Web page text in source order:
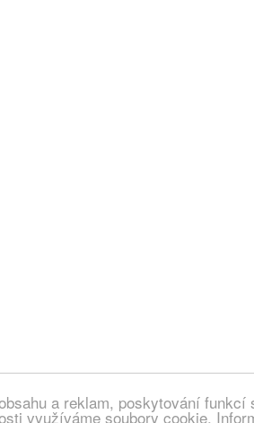
a reklam, poskytování
využíváme soubory cookie.